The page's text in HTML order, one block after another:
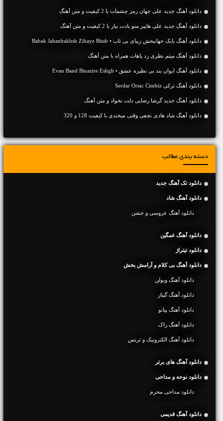
دانلود آهنگ جديد علی جهان رمز چشمات با 2 کیفیت و متن آهنگ
دانلود آهنگ جديد علی هایپر منو یادت بیار با 2 کیفیت و متن آهنگ
دانلود آهنگ بابک جهانبخش زیبای بی تاب • Babak Jahanbakhsh Zibaye Bitab
دانلود آهنگ میثم نظری رد پاهات همراه با متن آهنگ
دانلود آهنگ ایوان بند بی نظیره عشق • Evan Band Binazire Eshgh
دانلود آهنگ ترکی Serdar Ortac Cimbiz
دانلود آهنگ جديد گرشا رضایی دلت نخواد و متن آهنگ
دانلود آهنگ شاد هادی نجفی وقتی میخندی با کیفیت 128 و 320
دسته بندی مطالب
دانلود تک آهنگ جدید
دانلود آهنگ شاد
دانلود آهنگ عروسی و جشن
دانلود آهنگ غمگین
دانلود تیتراژ
دانلود آهنگ بی کلام و آرامش بخش
دانلود آهنگ ویولن
دانلود آهنگ گیتار
دانلود آهنگ پیانو
دانلود آهنگ راک
دانلود آهنگ الکترونیک و ترنس
دانلود آهنگ های برتر
دانلود نوحه و مداحی
دانلود مداحی محرم
دانلود آهنگ قدیمی